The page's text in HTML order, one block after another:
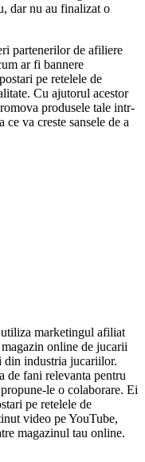
dar nu au finalizat o
partenerilor de afiliere
ar fi bannere
pe retelele de
Cu ajutorul acestor
produsele tale intr-
va creste sansele de a
marketingul afiliat
online de jucarii
din industria jucariilor.
de fani relevanta pentru
le o colaborare. Ei
pe retelele de
video pe YouTube,
magazinul tau online.